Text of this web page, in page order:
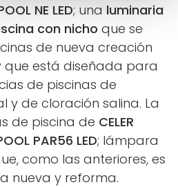
NE LED; una luminaria
con nicho que se
de nueva creación
está diseñada para
de piscinas de
y de cloración salina. La
de piscina de CELER
PAR56 LED; lámpara
como las anteriores, es
nueva y reforma.